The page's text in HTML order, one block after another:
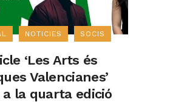
NOTICIES SOCIS
‘Les Arts és
Valencianes’
la quarta edició